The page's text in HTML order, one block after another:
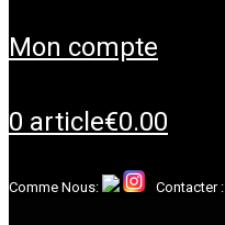
mon compte
0 article€0.00
Comme Nous: Contacter :